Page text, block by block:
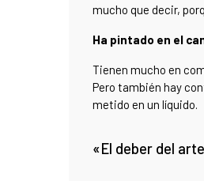
mucho que decir,
Ha pintado en el
Tienen mucho en
Pero también hay
metido en un líquido.
«El deber del